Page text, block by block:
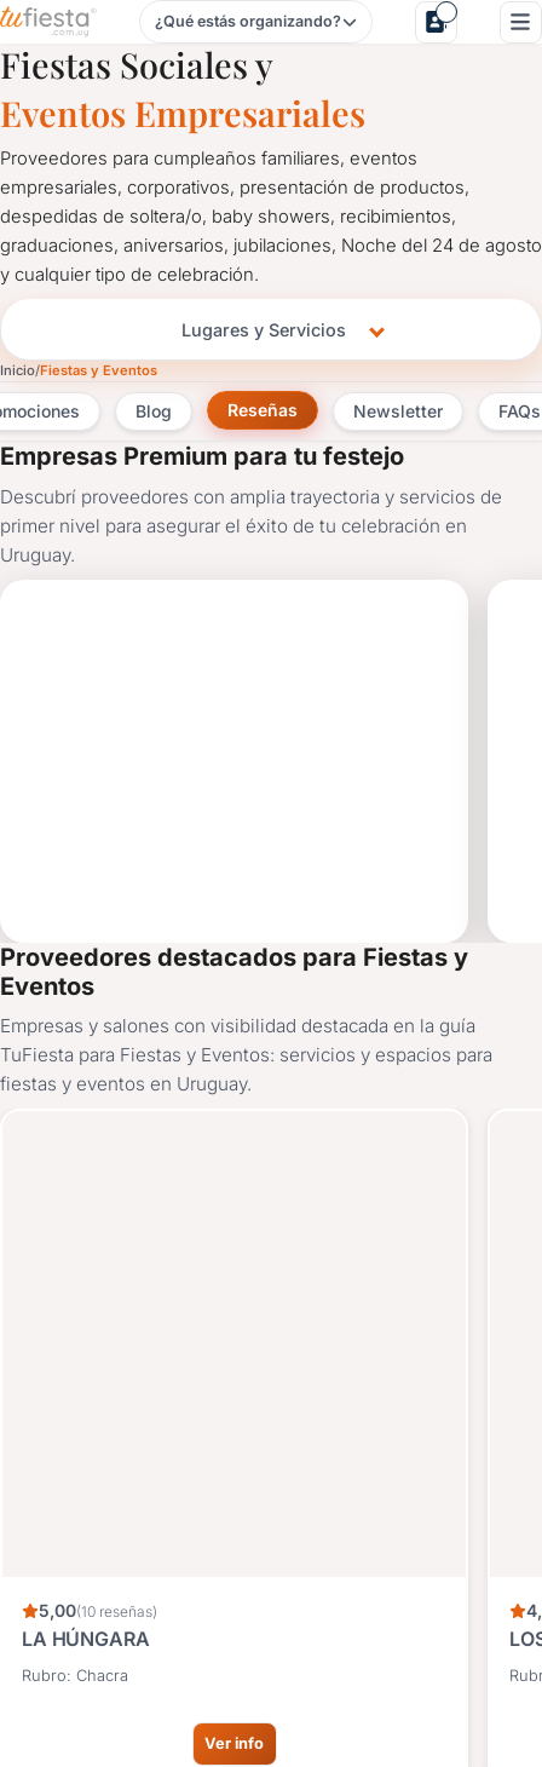
Salones y Servicios para Eventos
¿Qué estás organizando?
Fiestas Sociales y
Eventos Empresariales
Proveedores para cumpleaños familiares, eventos
empresariales, corporativos, presentación de productos,
despedidas de soltera/o, baby showers, recibimientos,
graduaciones, aniversarios, jubilaciones, Noche del 24 de agosto
y cualquier tipo de celebración.
Lugares y Servicios
Inicio Fiestas y Eventos
Blog Reseñas Newsletter FAQs
Empresas Premium para tu festejo
Descubrí proveedores con amplia trayectoria y servicios de
primer nivel para asegurar el éxito de tu celebración en
Uruguay.
Proveedores destacados para Fiestas y
Eventos
Empresas y salones con visibilidad destacada en la guía
TuFiesta para Fiestas y Eventos: servicios y espacios para
fiestas y eventos en Uruguay.
5,00(10 reseñas)
LA HÚNGARA
Rubro: Chacra
Ver info